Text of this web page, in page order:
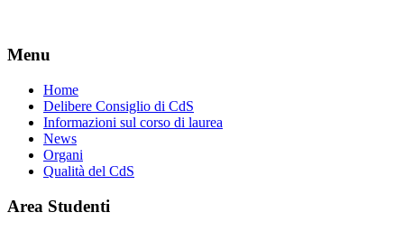
Menu
Home
Delibere Consiglio di CdS
Informazioni sul corso di laurea
News
Organi
Qualità del CdS
Area Studenti